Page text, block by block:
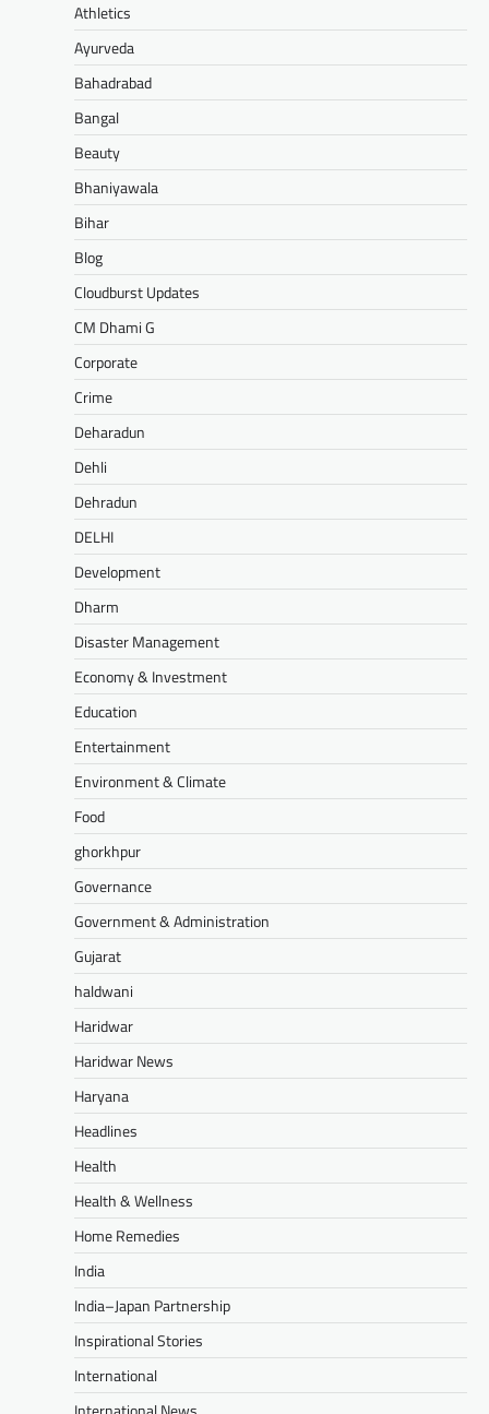
Athletics
Ayurveda
Bahadrabad
Bangal
Beauty
Bhaniyawala
Bihar
Blog
Cloudburst Updates
CM Dhami G
Corporate
Crime
Deharadun
Dehli
Dehradun
DELHI
Development
Dharm
Disaster Management
Economy & Investment
Education
Entertainment
Environment & Climate
Food
ghorkhpur
Governance
Government & Administration
Gujarat
haldwani
Haridwar
Haridwar News
Haryana
Headlines
Health
Health & Wellness
Home Remedies
India
India–Japan Partnership
Inspirational Stories
International